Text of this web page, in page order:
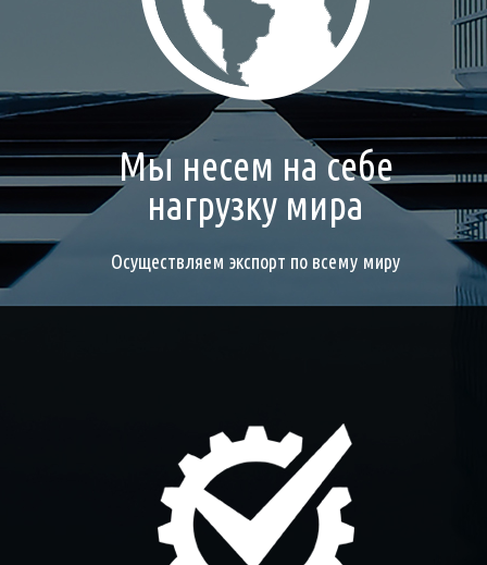
Мы несем на себе
нагрузку мира
Осуществляем экспорт по всему миру